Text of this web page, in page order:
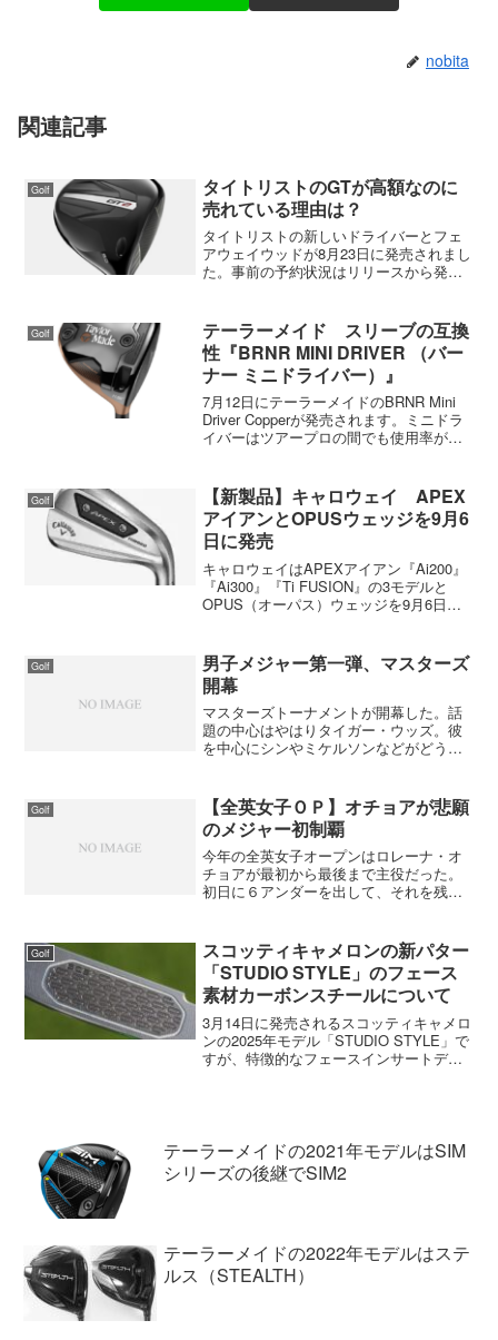
nobita
関連記事
Golf
タイトリストのGTが高額なのに
売れている理由は？
タイトリストの新しいドライバーとフェ
アウェイウッドが8月23日に発売されまし
た。事前の予約状況はリリースから発売
打クラブが投入されてからも試打を希望
する人は少なかったで...
Golf
テーラーメイド スリーブの互換
性『BRNR MINI DRIVER （バー
ナー ミニドライバー）』
7月12日にテーラーメイドのBRNR Mini
Driver Copperが発売されます。ミニドラ
イバーはツアープロの間でも使用率が上
けど、これからは徐々に浸透していく...
Golf
【新製品】キャロウェイ APEX
アイアンとOPUSウェッジを9月6
日に発売
キャロウェイはAPEXアイアン『Ai200』
『Ai300』『Ti FUSION』の3モデルと
OPUS（オーパス）ウェッジを9月6日に
APEX CB、APE...
Golf
男子メジャー第一弾、マスターズ
開幕
マスターズトーナメントが開幕した。話
題の中心はやはりタイガー・ウッズ。彼
を中心にシンやミケルソンなどがどう絡
手とする選手がハッキリしている。ドロ
ー系の選手にはキツイコー...
Golf
【全英女子ＯＰ】オチョアが悲願
のメジャー初制覇
今年の全英女子オープンはロレーナ・オ
チョアが最初から最後まで主役だった。
初日に６アンダーを出して、それを残り
特有の強い風が吹き、４日目は雨という
悪条件。各選手がスコアを...
Golf
スコッティキャメロンの新パター
「STUDIO STYLE」のフェース
素材カーボンスチールについて
3月14日に発売されるスコッティキャメロ
ンの2025年モデル「STUDIO STYLE」で
すが、特徴的なフェースインサートデザ
テーラーメイドの2021年モデルはSIM
シリーズの後継でSIM2
テーラーメイドの2022年モデルはステ
ルス（STEALTH）